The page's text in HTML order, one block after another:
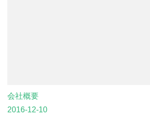
会社概要
2016-12-10